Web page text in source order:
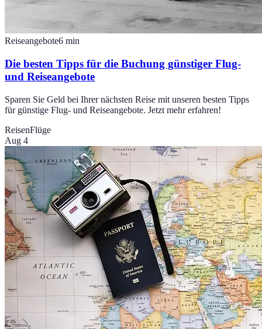
Reiseangebote6 min
Die besten Tipps für die Buchung günstiger Flug-
und Reiseangebote
Sparen Sie Geld bei Ihrer nächsten Reise mit unseren besten Tipps
für günstige Flug- und Reiseangebote. Jetzt mehr erfahren!
ReisenFlüge
Aug 4